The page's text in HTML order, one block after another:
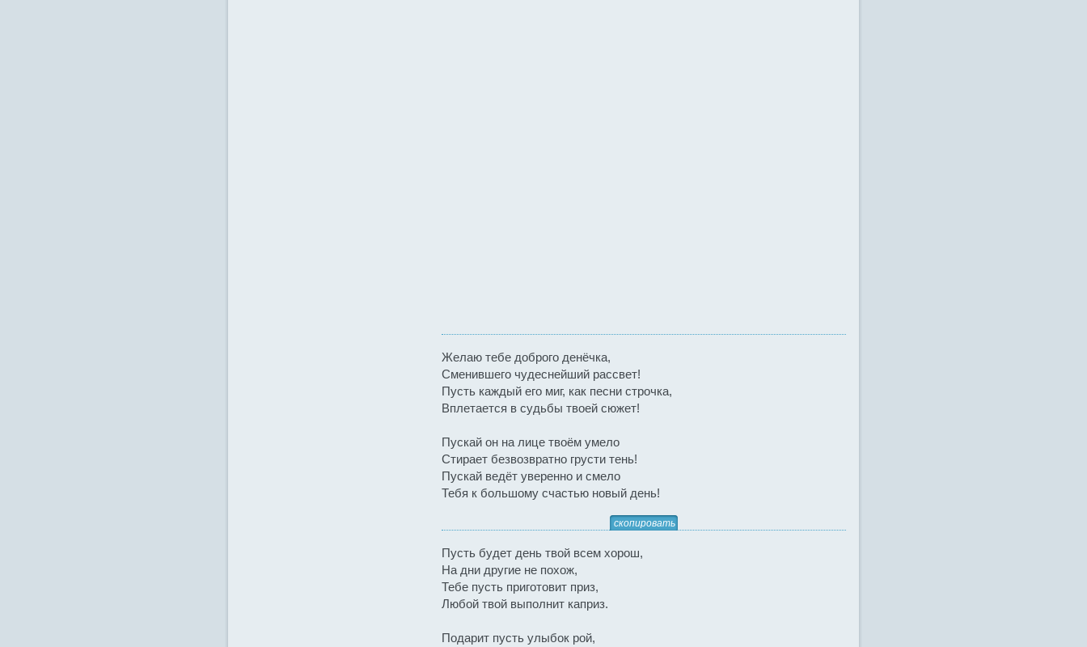
Желаю тебе доброго денёчка,
Сменившего чудеснейший рассвет!
Пусть каждый его миг, как песни строчка,
Вплетается в судьбы твоей сюжет!
Пускай он на лице твоём умело
Стирает безвозвратно грусти тень!
Пускай ведёт уверенно и смело
Тебя к большому счастью новый день!
скопировать
Пусть будет день твой всем хорош,
На дни другие не похож,
Тебе пусть приготовит приз,
Любой твой выполнит каприз.
Подарит пусть улыбок рой,